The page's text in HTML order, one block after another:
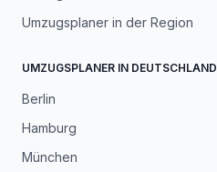
Umzugsplaner in der Region
UMZUGSPLANER IN DEUTSCHLAND
Berlin
Hamburg
München